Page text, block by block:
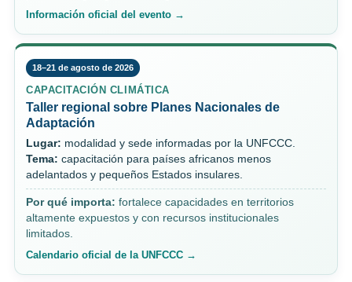
Información oficial del evento →
18–21 de agosto de 2026
CAPACITACIÓN CLIMÁTICA
Taller regional sobre Planes Nacionales de
Adaptación
Lugar: modalidad y sede informadas por la UNFCCC.
Tema: capacitación para países africanos menos
adelantados y pequeños Estados insulares.
Por qué importa: fortalece capacidades en territorios
altamente expuestos y con recursos institucionales
limitados.
Calendario oficial de la UNFCCC →